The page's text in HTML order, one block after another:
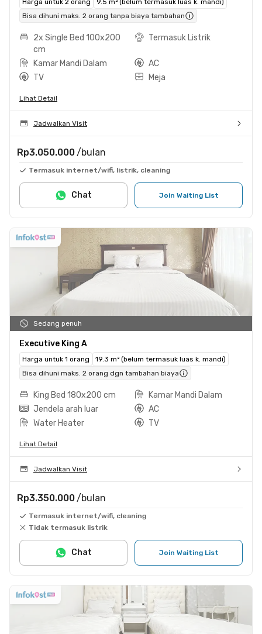
Bisa dihuni maks. 2 orang tanpa biaya tambahan
2x Single Bed 100x200
cm
Termasuk Listrik
Kamar Mandi Dalam
AC
TV
Meja
Lihat Detail
Jadwalkan Visit
Rp3.050.000 /bulan
Termasuk internet/wifi, listrik, cleaning
Join Waiting List
Chat
Sedang penuh
Executive King A
Harga untuk 1 orang
19.3 m² (belum termasuk luas k. mandi)
Bisa dihuni maks. 2 orang dgn tambahan biaya
King Bed 180x200 cm
Kamar Mandi Dalam
Jendela arah luar
AC
Water Heater
TV
Lihat Detail
Jadwalkan Visit
Rp3.350.000 /bulan
Termasuk internet/wifi, cleaning
Tidak termasuk listrik
Join Waiting List
Chat